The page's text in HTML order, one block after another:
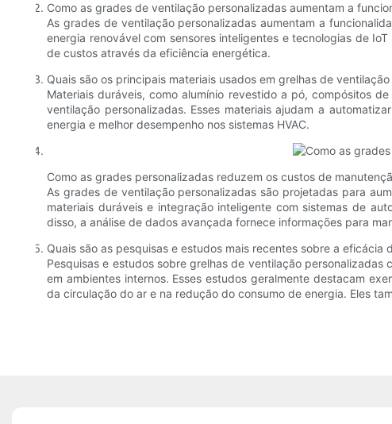
Como as grades de ventilação personalizadas aumentam a
As grades de ventilação personalizadas aumentam a
energia renovável com sensores inteligentes e tecnologias de
de custos através da eficiência energética.
Quais são os principais materiais usados ​​em grelhas de
Materiais duráveis, como alumínio revestido a pó, compósitos
ventilação personalizadas. Esses materiais ajudam a
energia e melhor desempenho nos sistemas HVAC.
Como as grades personalizadas reduzem os custos de
As grades de ventilação personalizadas são projetadas para
materiais duráveis ​​e integração inteligente com sistemas de
disso, a análise de dados avançada fornece informações para
Quais são as pesquisas e estudos mais recentes sobre a
Pesquisas e estudos sobre grelhas de ventilação
em ambientes internos. Esses estudos geralmente destacam
da circulação do ar e na redução do consumo de energia. Eles